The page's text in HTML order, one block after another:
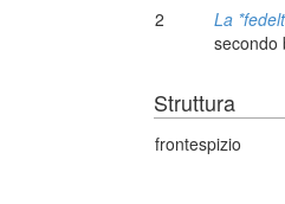
2
La
secondo
Struttura
frontespizio